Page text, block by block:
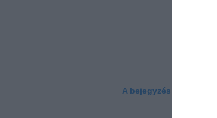
A bejegyzés